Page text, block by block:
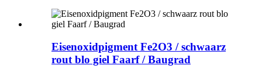
Eisenoxidpigment Fe2O3 / schwaarz
rout blo giel Faarf / Baugrad